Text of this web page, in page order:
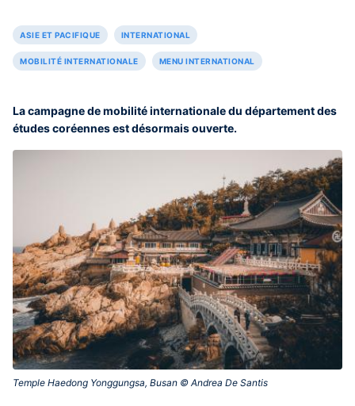
ASIE ET PACIFIQUE INTERNATIONAL
MOBILITÉ INTERNATIONALE MENU INTERNATIONAL
La campagne de mobilité internationale du département des
études coréennes est désormais ouverte.
Temple Haedong Yonggungsa, Busan © Andrea De Santis‎